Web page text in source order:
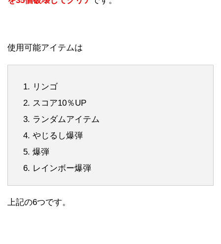
使用可能アイテムは
リンゴ
スコア10％UP
ランダムアイテム
やじるし爆弾
爆弾
レインボー爆弾
上記の6つです。